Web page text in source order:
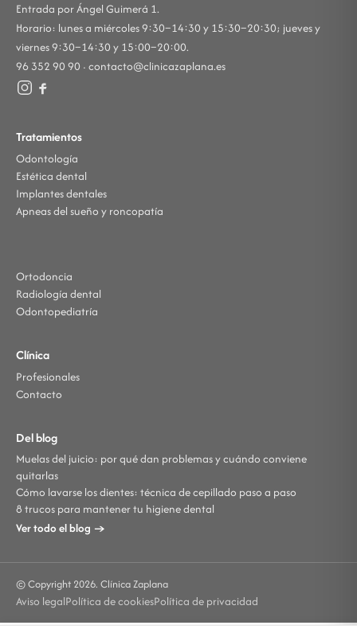
Entrada por Ángel Guimerá 1.
Horario: lunes a miércoles 9:30–14:30 y 15:30–20:30; jueves y
viernes 9:30–14:30 y 15:00–20:00.
96 352 90 90 · contacto@clinicazaplana.es
Tratamientos
Odontología
Estética dental
Implantes dentales
Apneas del sueño y roncopatía
Ortodoncia
Radiología dental
Odontopediatría
Clínica
Profesionales
Contacto
Del blog
Muelas del juicio: por qué dan problemas y cuándo conviene
quitarlas
Cómo lavarse los dientes: técnica de cepillado paso a paso
8 trucos para mantener tu higiene dental
Ver todo el blog →
© Copyright 2026. Clínica Zaplana
Aviso legalPolítica de cookiesPolítica de privacidad